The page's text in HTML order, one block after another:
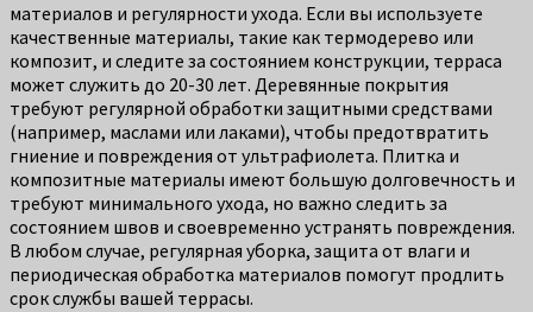
материалов и регулярности ухода. Если вы используете
качественные материалы, такие как термодерево или
композит, и следите за состоянием конструкции, терраса
может служить до 20-30 лет. Деревянные покрытия
требуют регулярной обработки защитными средствами
(например, маслами или лаками), чтобы предотвратить
гниение и повреждения от ультрафиолета. Плитка и
композитные материалы имеют большую долговечность и
требуют минимального ухода, но важно следить за
состоянием швов и своевременно устранять повреждения.
В любом случае, регулярная уборка, защита от влаги и
периодическая обработка материалов помогут продлить
срок службы вашей террасы.